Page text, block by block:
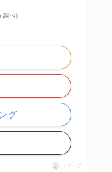
べ）
グ
ポチップ